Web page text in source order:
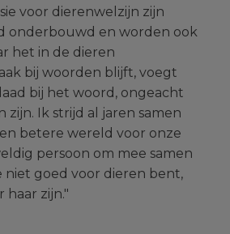
voor dierenwelzijn zijn
onderbouwd en worden ook
het in de dieren
bij woorden blijft, voegt
bij het woord, ongeacht
zijn. Ik strijd al jaren samen
betere wereld voor onze
persoon om mee samen
niet goed voor dieren bent,
haar zijn."